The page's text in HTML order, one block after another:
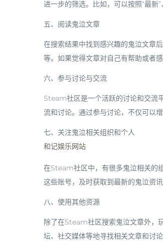
进一步的筛选。比如，可以按照“最新”
五、阅读鬼泣文章
在搜索结果中找到感兴趣的鬼泣文章
等。如果觉得文章对自己有帮助或者
六、参与讨论与交流
Steam社区是一个活跃的讨论和交流
流和讨论。通过参与讨论，不仅可以
七、关注鬼泣相关组织和个人
和记娱乐网站
在Steam社区中，有很多鬼泣相关的
这些账号，及时获取到最新的鬼泣资讯
八、使用其他资源
除了在Steam社区搜索鬼泣文章外，
坛、社交媒体等地寻找相关文章和讨